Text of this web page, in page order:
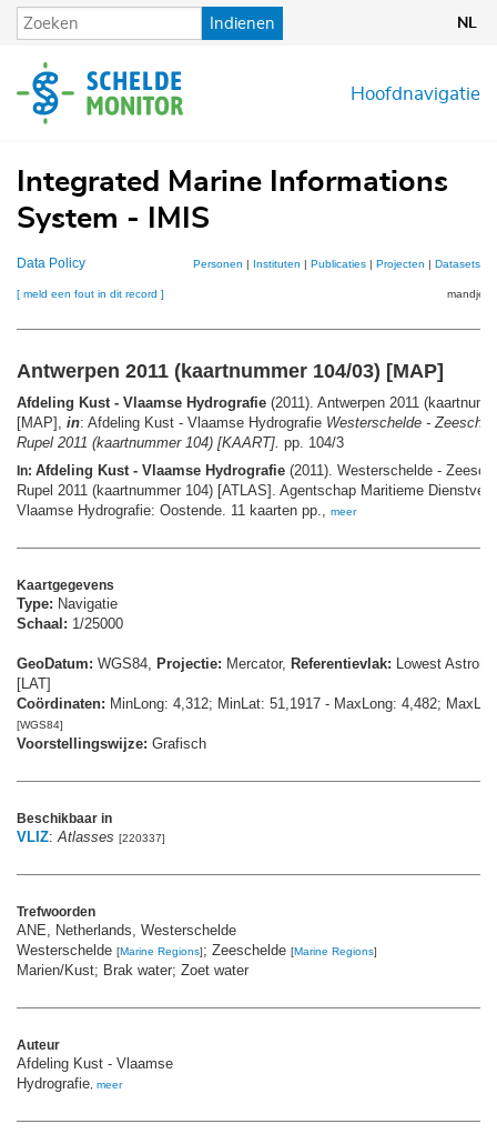
Overslaan
en
de
inhoud
Indienen NL
Hoofdnavigatie
Integrated Marine Informations
System - IMIS
Data Policy Personen | Instituten | Publicaties | Projecten | Datasets
[ meld een fout in dit record ] mandje
Antwerpen 2011 (kaartnummer 104/03) [MAP]
Afdeling Kust - Vlaamse Hydrografie (2011). Antwerpen 2011
[MAP], in: Afdeling Kust - Vlaamse Hydrografie Westerschelde -
Rupel 2011 (kaartnummer 104) [KAART]. pp. 104/3
In: Afdeling Kust - Vlaamse Hydrografie (2011). Westerschelde -
Rupel 2011 (kaartnummer 104) [ATLAS]. Agentschap Maritieme
Vlaamse Hydrografie: Oostende. 11 kaarten pp.,
meer
Kaartgegevens
Type: Navigatie
Schaal: 1/25000
GeoDatum: WGS84, Projectie: Mercator, Referentievlak: Lowest
[LAT]
Coördinaten: MinLong: 4,312; MinLat: 51,1917 - MaxLong: 4,482;
[WGS84]
Voorstellingswijze: Grafisch
Beschikbaar in
VLIZ: Atlasses [220337]
Trefwoorden
ANE, Netherlands, Westerschelde
Westerschelde [Marine Regions]; Zeeschelde [Marine Regions]
Marien/Kust; Brak water; Zoet water
Auteur
Afdeling Kust - Vlaamse
Hydrografie meer